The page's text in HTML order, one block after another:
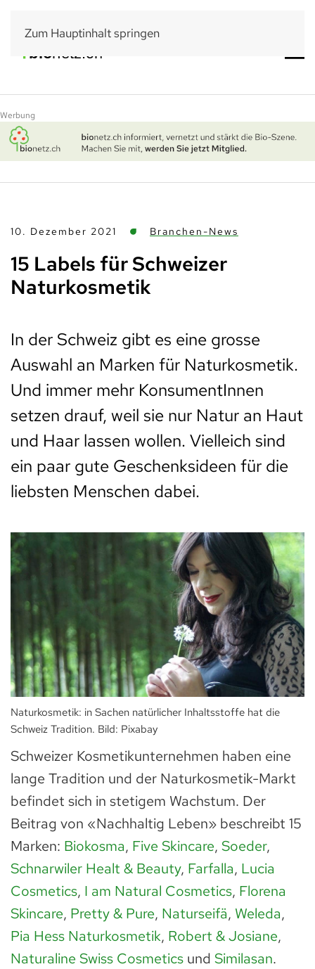
Zum Hauptinhalt springen
Werbung
10. Dezember 2021 Branchen-News
15 Labels für Schweizer
Naturkosmetik
In der Schweiz gibt es eine grosse
Auswahl an Marken für Naturkosmetik.
Und immer mehr KonsumentInnen
setzen drauf, weil sie nur Natur an Haut
und Haar lassen wollen. Vielleich sind
ein paar gute Geschenksideen für die
liebsten Menschen dabei.
Naturkosmetik: in Sachen natürlicher Inhaltsstoffe hat die
Schweiz Tradition. Bild: Pixabay
Schweizer Kosmetikunternehmen haben eine
lange Tradition und der Naturkosmetik-Markt
befindet sich in stetigem Wachstum. Der
Beitrag von «Nachhaltig Leben» beschreibt 15
Marken: Biokosma, Five Skincare, Soeder,
Schnarwiler Healt & Beauty, Farfalla, Lucia
Cosmetics, I am Natural Cosmetics, Florena
Skincare, Pretty & Pure, Naturseifä, Weleda,
Pia Hess Naturkosmetik, Robert & Josiane,
Naturaline Swiss Cosmetics und Similasan.